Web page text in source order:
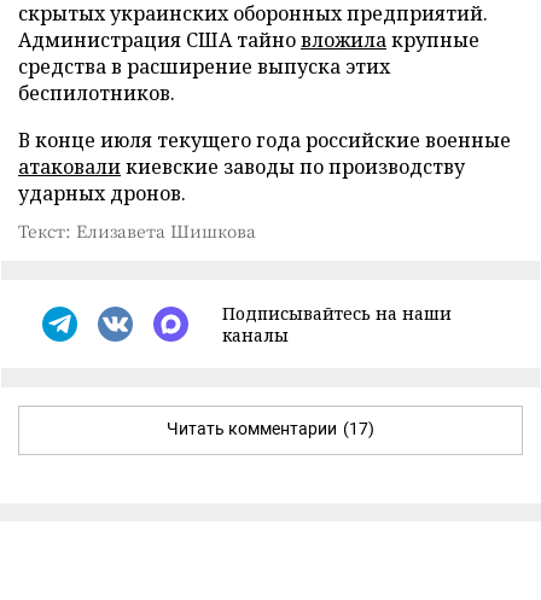
скрытых украинских оборонных предприятий.
Администрация США тайновложилакрупные
средства в расширение выпуска этих
беспилотников.
В конце июля текущего года российские военные
атаковаликиевские заводы по производству
ударных дронов.
Текст: Елизавета Шишкова
Подписывайтесь на наши
каналы
Читать комментарии (17)